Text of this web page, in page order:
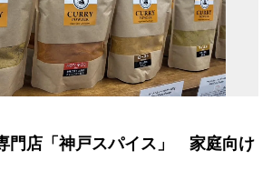
門店「神戸スパイス」 家庭向け